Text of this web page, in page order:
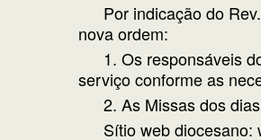
Por indicação do
nova ordem:
1. Os responsáveis
serviço conforme as
2. As Missas dos
Sítio web diocesano: